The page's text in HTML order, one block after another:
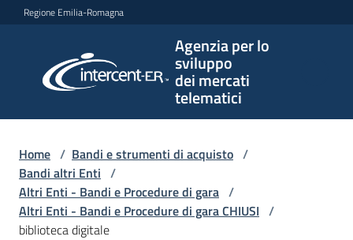
Vai al contenuto
Vai alla navigazione
Vai al footer
Regione Emilia-Romagna
Agenzia per lo
sviluppo
dei mercati
telematici
per lo
sviluppo
telematici
L'Agenzia
Home / Bandi e strumenti di acquisto /
Bandi altri Enti /
Altri Enti - Bandi e Procedure di gara /
Altri Enti - Bandi e Procedure di gara CHIUSI /
biblioteca digitale